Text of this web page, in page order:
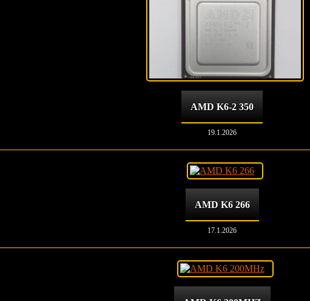
AMD K6-2 350
19.1.2026
AMD K6 266
17.1.2026